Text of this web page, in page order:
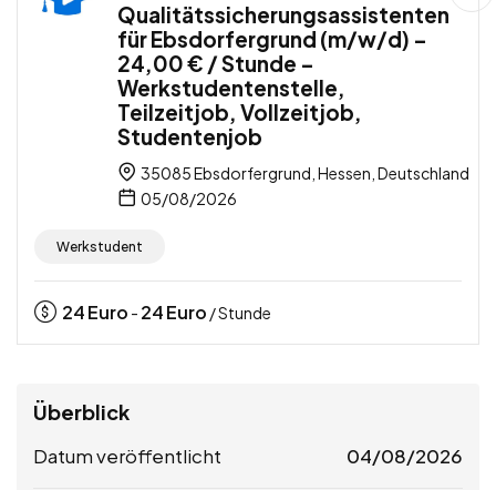
Qualitätssicherungsassistenten
für Ebsdorfergrund (m/w/d) –
24,00 € / Stunde –
Werkstudentenstelle,
Teilzeitjob, Vollzeitjob,
Studentenjob
35085 Ebsdorfergrund, Hessen, Deutschland
05/08/2026
Werkstudent
24Euro - 24Euro / Stunde
Überblick
Datum veröffentlicht 04/08/2026